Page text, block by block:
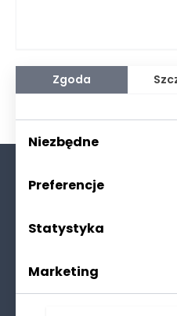
obiekty przemysłowe i
trwałość i odporność na
inżynieria stale udoskonala
projektowania konstrukcji
wcześniej. W artykule
konstrukcji stalowych, ich
przemyśle oraz powodowi, dla
Polityka prywatności
Zgoda
Niezbędne
Preferencje
Statystyka
Marketing